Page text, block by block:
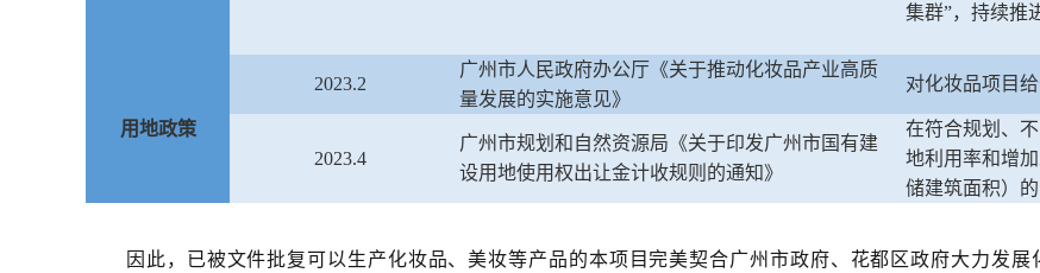
集群”，持续推
用地政策
2023.2
广州市人民政府办公厅《关于推动化妆品产业高质
量发展的实施意见》
对化妆品项目
2023.4
广州市规划和自然资源局《关于印发广州市国有建
设用地使用权出让金计收规则的通知》
在符合规划、
地利用率和增
储建筑面积）
因此，已被文件批复可以生产化妆品、美妆等产品的本项目完美契合广州市政府、花都区政府大力发